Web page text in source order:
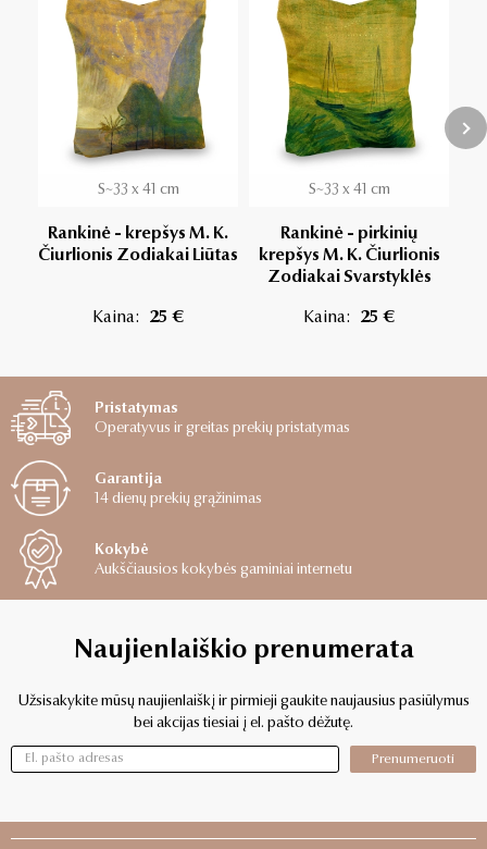
S~33 x 41 cm
Rankinė - krepšys M. K.
Čiurlionis Zodiakai Liūtas
Kaina: 25 €
S~33 x 41 cm
Rankinė - pirkinių
krepšys M. K. Čiurlionis
Zodiakai Svarstyklės
Kaina: 25 €
Pristatymas
Operatyvus ir greitas prekių pristatymas
Garantija
14 dienų prekių grąžinimas
Kokybė
Aukščiausios kokybės gaminiai internetu
Naujienlaiškio prenumerata
Užsisakykite mūsų naujienlaiškį ir pirmieji gaukite naujausius pasiūlymus
bei akcijas tiesiai į el. pašto dėžutę.
Prenumeruoti